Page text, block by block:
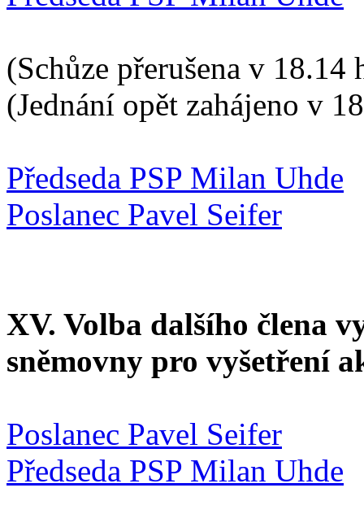
(Schůze přerušena v 18.14
(Jednání opět zahájeno v
Předseda PSP Milan Uhde
Poslanec Pavel Seifer
XV. Volba dalšího člena
sněmovny pro vyšetření
Poslanec Pavel Seifer
Předseda PSP Milan Uhde